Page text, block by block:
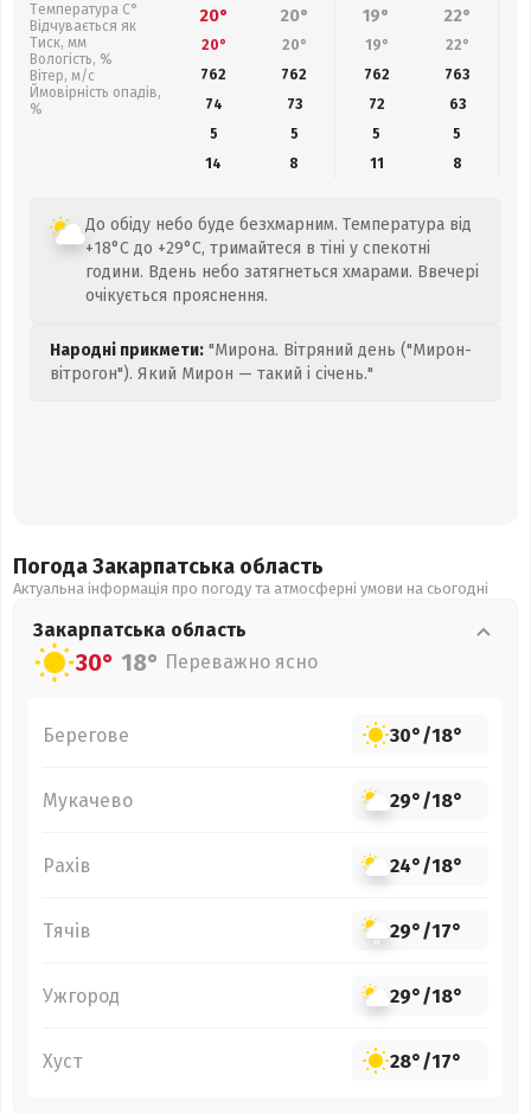
Температура С°
Відчувається як
Тиск, мм
Вологість, %
Вітер, м/с
Ймовірність опадів,
%
20° 20° 19° 22°
20° 20° 19° 22°
762
762 762 763
74
73 72 63
5
5 5
5
14
8 11 8
До обіду небо буде безхмарним. Температура від
+18°C до +29°C, тримайтеся в тіні у спекотні
години. Вдень небо затягнеться хмарами. Ввечері
очікується прояснення.
Народні прикмети: "Мирона. Вітряний день ("Мирон-
вітрогон"). Який Мирон — такий і січень."
Погода Закарпатська область
Актуальна інформація про погоду та атмосферні умови на сьогодні
Закарпатська область
30° 18° Переважно ясно
Берегове 30°/18°
Мукачево 29°/18°
Рахів 24°/18°
Тячів 29°/17°
Ужгород 29°/18°
Хуст 28°/17°